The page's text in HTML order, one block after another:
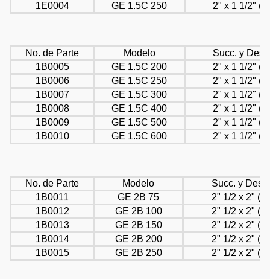
1E0004
GE 1.5C 250 2" x 1 1/2"
No. de Parte Modelo
Succ. y
1B0005
GE 1.5C 200
2" x 1 1/2"
1B0006
GE 1.5C 250
2" x 1 1/2"
1B0007
GE 1.5C 300
2" x 1 1/2"
1B0008
GE 1.5C 400
2" x 1 1/2"
1B0009
GE 1.5C 500
2" x 1 1/2"
1B0010
GE 1.5C 600 2" x 1 1/2"
No. de Parte Modelo
Succ. y Desc.
1B0011
GE 2B 75
2" 1/2 x 2" (R)
1B0012
GE 2B 100
2" 1/2 x 2" (R)
1B0013
GE 2B 150
2" 1/2 x 2" (R)
1B0014
GE 2B 200
2" 1/2 x 2" (R)
1B0015
GE 2B 250 2" 1/2 x 2" (R)